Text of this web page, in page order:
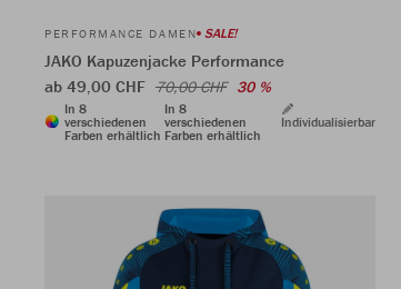
PERFORMANCE DAMEN SALE!
JAKO Kapuzenjacke Performance
ab 49,00 CHF 70,00 CHF 30 %
In 8
verschiedenen
Farben erhältlich
In 8
verschiedenen
Farben erhältlich
Individualisierbar